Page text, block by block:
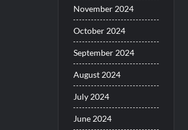
November 2024
October 2024
September 2024
August 2024
July 2024
June 2024